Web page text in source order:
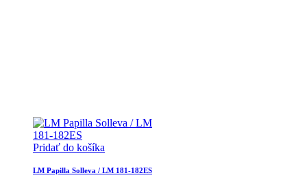
Pridať do košíka
LM Papilla Solleva / LM 181-182ES